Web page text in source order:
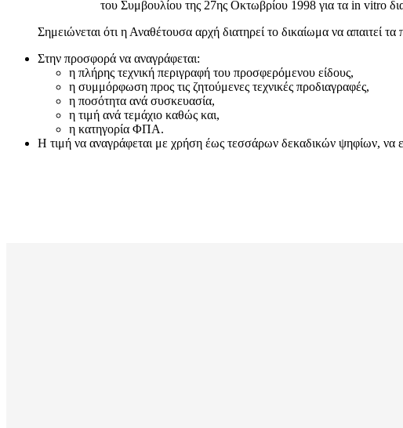
του Συμβουλίου της 27ης Οκτωβρίου 1998 για τα in vitro
Σημειώνεται ότι η Αναθέτουσα αρχή διατηρεί το δικαίωμα να απαιτεί
Στην προσφορά να αναγράφεται:
η πλήρης τεχνική περιγραφή του προσφερόμενου είδους,
η συμμόρφωση προς τις ζητούμενες τεχνικές προδιαγραφές,
η ποσότητα ανά συσκευασία,
η τιμή ανά τεμάχιο καθώς και,
η κατηγορία ΦΠΑ.
Η τιμή να αναγράφεται με χρήση έως τεσσάρων δεκαδικών ψηφίων, να